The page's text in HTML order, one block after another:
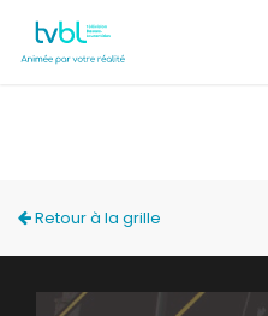
Retour à la grille